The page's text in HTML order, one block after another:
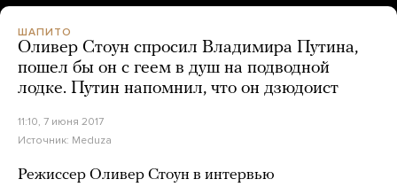
ШАПИТО
Оливер Стоун спросил Владимира Путина,
пошел бы он с геем в душ на подводной
лодке. Путин напомнил, что он дзюдоист
11:10, 7 июня 2017
Источник: Meduza
Режиссер Оливер Стоун в интервью